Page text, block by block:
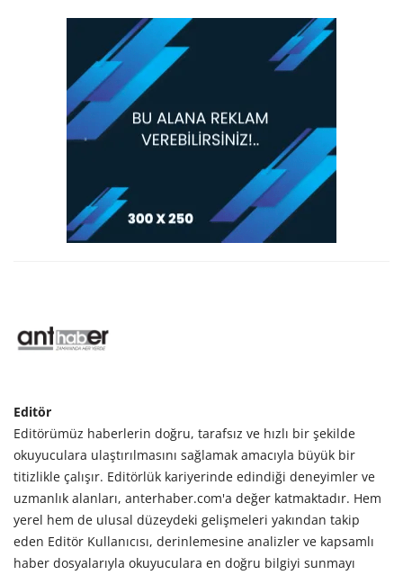
Editör
Editörümüz haberlerin doğru, tarafsız ve hızlı bir şekilde
okuyuculara ulaştırılmasını sağlamak amacıyla büyük bir
titizlikle çalışır. Editörlük kariyerinde edindiği deneyimler ve
uzmanlık alanları, anterhaber.com'a değer katmaktadır. Hem
yerel hem de ulusal düzeydeki gelişmeleri yakından takip
eden Editör Kullanıcısı, derinlemesine analizler ve kapsamlı
haber dosyalarıyla okuyuculara en doğru bilgiyi sunmayı